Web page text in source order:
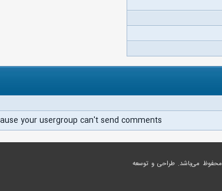
your usergroup can't send comments.
محفوظ می‌باشد. طراحی و توسعه